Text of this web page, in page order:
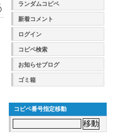
ランダムコピペ
新着コメント
ログイン
コピペ検索
お知らせブログ
ゴミ箱
コピペ番号指定移動